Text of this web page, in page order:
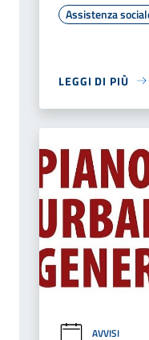
Assistenza
LEGGI DI PIÙ
AVVISI